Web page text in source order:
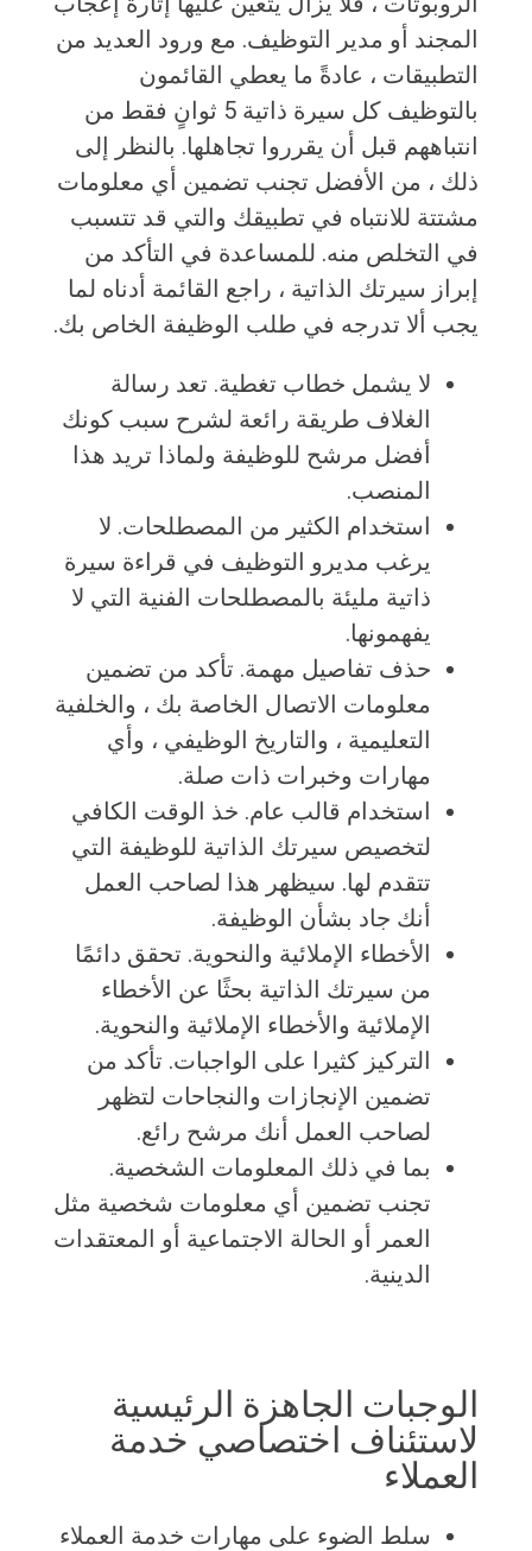
المجند أو مدير التوظيف. مع ورود العديد من
التطبيقات ، عادةً ما يعطي القائمون
بالتوظيف كل سيرة ذاتية 5 ثوانٍ فقط من
انتباههم قبل أن يقرروا تجاهلها. بالنظر إلى
ذلك ، من الأفضل تجنب تضمين أي معلومات
مشتتة للانتباه في تطبيقك والتي قد تتسبب
في التخلص منه. للمساعدة في التأكد من
إبراز سيرتك الذاتية ، راجع القائمة أدناه لما
يجب ألا تدرجه في طلب الوظيفة الخاص بك.
لا يشمل خطاب تغطية. تعد رسالة
الغلاف طريقة رائعة لشرح سبب كونك
أفضل مرشح للوظيفة ولماذا تريد هذا
المنصب.
استخدام الكثير من المصطلحات. لا
يرغب مديرو التوظيف في قراءة سيرة
ذاتية مليئة بالمصطلحات الفنية التي لا
يفهمونها.
حذف تفاصيل مهمة. تأكد من تضمين
معلومات الاتصال الخاصة بك ، والخلفية
التعليمية ، والتاريخ الوظيفي ، وأي
مهارات وخبرات ذات صلة.
استخدام قالب عام. خذ الوقت الكافي
لتخصيص سيرتك الذاتية للوظيفة التي
تتقدم لها. سيظهر هذا لصاحب العمل
أنك جاد بشأن الوظيفة.
الأخطاء الإملائية والنحوية. تحقق دائمًا
من سيرتك الذاتية بحثًا عن الأخطاء
الإملائية والأخطاء الإملائية والنحوية.
التركيز كثيرا على الواجبات. تأكد من
تضمين الإنجازات والنجاحات لتظهر
لصاحب العمل أنك مرشح رائع.
بما في ذلك المعلومات الشخصية.
تجنب تضمين أي معلومات شخصية مثل
العمر أو الحالة الاجتماعية أو المعتقدات
الدينية.
الوجبات الجاهزة الرئيسية
لاستئناف اختصاصي خدمة
العملاء
سلط الضوء على مهارات خدمة العملاء